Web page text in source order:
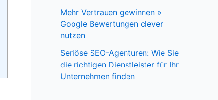
Mehr Vertrauen gewinnen »
Google Bewertungen clever
nutzen
Seriöse SEO-Agenturen: Wie Sie
die richtigen Dienstleister für Ihr
Unternehmen finden